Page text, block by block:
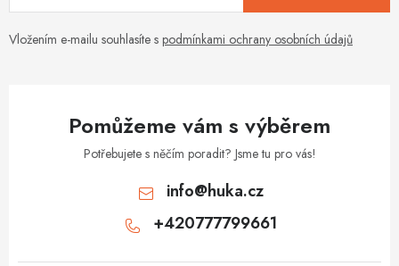
Vložením e-mailu souhlasíte s podmínkami ochrany osobních údajů
Pomůžeme vám s výběrem
Potřebujete s něčím poradit? Jsme tu pro vás!
info@huka.cz
+420777799661